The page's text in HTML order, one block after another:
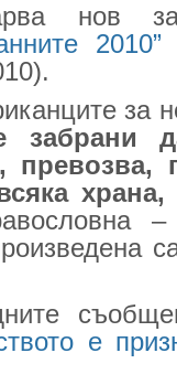
нов
2010”
за
превозва,
храна,
–
е